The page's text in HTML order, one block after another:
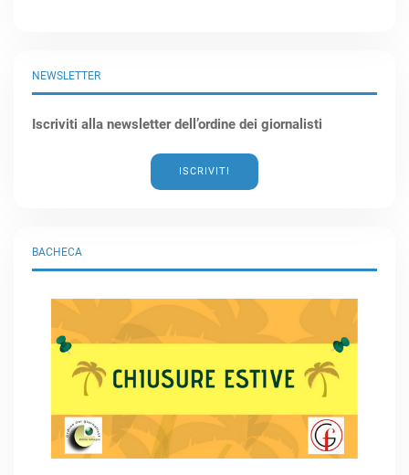
BACHECA
NEWSLETTER
Iscriviti alla newsletter dell’ordine dei giornalisti
ISCRIVITI